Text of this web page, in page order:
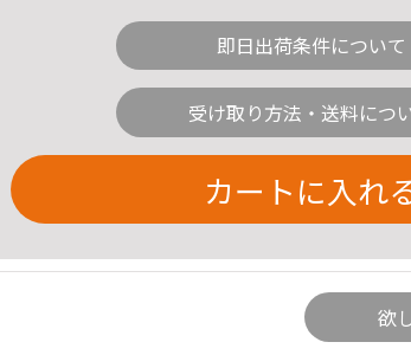
即日出荷条件について
受け取り方法・送料につ
カートに入れ
欲